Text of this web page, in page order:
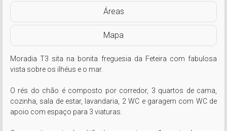
Áreas
Mapa
Moradia T3 sita na bonita freguesia da Feteira com fabulosa
vista sobre os ilhéus e o mar.
O rés do chão é composto por corredor, 3 quartos de cama,
cozinha, sala de estar, lavandaria, 2 WC e garagem com WC de
apoio com espaço para 3 viaturas.